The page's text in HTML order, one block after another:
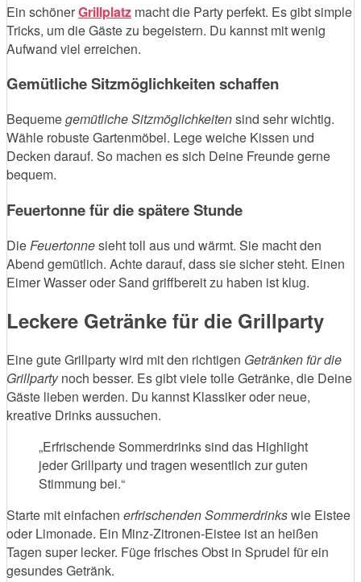
Ein schönerGrillplatz macht die Party perfekt. Es gibt simple
Tricks, um die Gäste zu begeistern. Du kannst mit wenig
Aufwand viel erreichen.
Gemütliche Sitzmöglichkeiten schaffen
Bequemegemütliche Sitzmöglichkeitensind sehr wichtig.
Wähle robuste Gartenmöbel. Lege weiche Kissen und
Decken darauf. So machen es sich Deine Freunde gerne
bequem.
Feuertonne für die spätere Stunde
Die Feuertonnesieht toll aus und wärmt. Sie macht den
Abend gemütlich. Achte darauf, dass sie sicher steht. Einen
Eimer Wasser oder Sand griffbereit zu haben ist klug.
Leckere Getränke für die Grillparty
Eine gute Grillparty wird mit den richtigen Getränken für die
Grillpartynoch besser. Es gibt viele tolle Getränke, die Deine
Gäste lieben werden. Du kannst Klassiker oder neue,
kreative Drinks aussuchen.
„Erfrischende Sommerdrinks sind das Highlight
jeder Grillparty und tragen wesentlich zur guten
Stimmung bei.“
Starte mit einfachen erfrischenden Sommerdrinkswie Eistee
oder Limonade. Ein Minz-Zitronen-Eistee ist an heißen
Tagen super lecker. Füge frisches Obst in Sprudel für ein
gesundes Getränk.